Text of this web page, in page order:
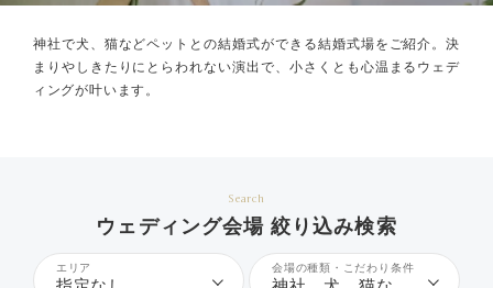
神社で犬、猫などペットとの結婚式ができる結婚式場をご紹介。決
まりやしきたりにとらわれない演出で、小さくとも心温まるウェデ
ィングが叶います。
Search
ウェディング会場 絞り込み検索
エリア 会場の種類・こだわり条件